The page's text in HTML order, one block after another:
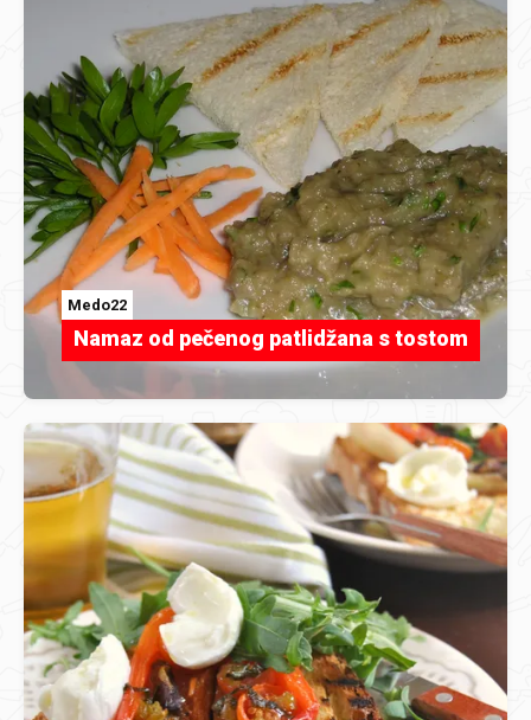
Medo22
Namaz od pečenog patlidžana s tostom